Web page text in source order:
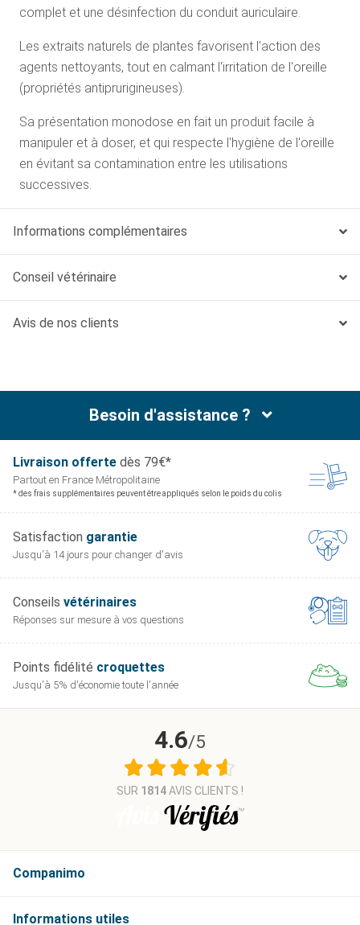
complet et une désinfection du conduit auriculaire.
Les extraits naturels de plantes favorisent l'action des
agents nettoyants, tout en calmant l'irritation de l'oreille
(propriétés antiprurigineuses).
Sa présentation monodose en fait un produit facile à
manipuler et à doser, et qui respecte l'hygiène de l'oreille
en évitant sa contamination entre les utilisations
successives.
Informations complémentaires
Conseil vétérinaire
Avis de nos clients
Besoin d'assistance ?
Livraison offerte dès 79€*
Partout en France Métropolitaine
* des frais supplémentaires peuvent être appliqués selon le poids du colis
Satisfaction garantie
Jusqu'à 14 jours pour changer d'avis
Conseils vétérinaires
Réponses sur mesure à vos questions
Points fidélité croquettes
Jusqu'à 5% d'économie toute l'année
Companimo
Informations
4.6/5
SUR 1814AVIS CLIENTS !